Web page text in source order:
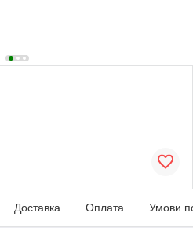
Доставка Оплата Умови